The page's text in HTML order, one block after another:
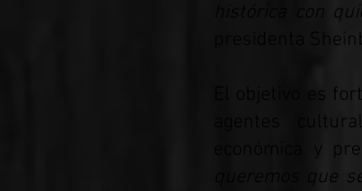
histórica con
presidenta
El objetivo es
agentes
económica y
queremos que